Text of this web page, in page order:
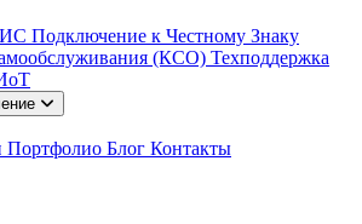
Подключение к Честному Знаку
(КСО) Техподдержка
Портфолио Блог Контакты